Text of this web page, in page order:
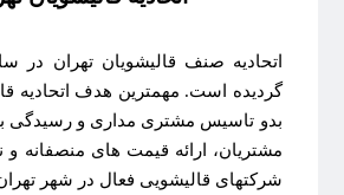
گردیده است. مهمترین هدف اتحادیه
بدو تاسیس مشتری مداری و رسیدگی
مشتریان، ارائه قیمت های منصفانه
شرکتهای قالیشویی فعال در شهر